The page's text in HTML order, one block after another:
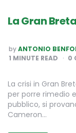
La Gran
POSTED
BY
byANTONIO
1 MINUTE READ 0
La crisi in Gran
per porre rimedio
pubblico, si
Cameron…